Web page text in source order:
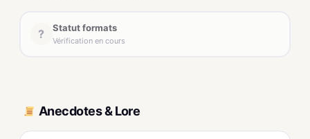
? Statut formats
Vérification en cours
Anecdotes & Lore